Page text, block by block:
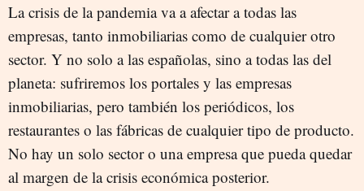
La crisis de la pandemia va a afectar a todas las
empresas, tanto inmobiliarias como de cualquier otro
sector. Y no solo a las españolas, sino a todas las del
planeta: sufriremos los portales y las empresas
inmobiliarias, pero también los periódicos, los
restaurantes o las fábricas de cualquier tipo de producto.
No hay un solo sector o una empresa que pueda quedar
al margen de la crisis económica posterior.